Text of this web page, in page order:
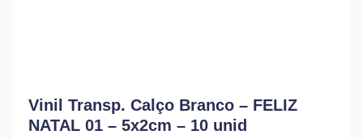
Vinil Transp. Calço Branco – FELIZ
NATAL 01 – 5x2cm – 10 unid